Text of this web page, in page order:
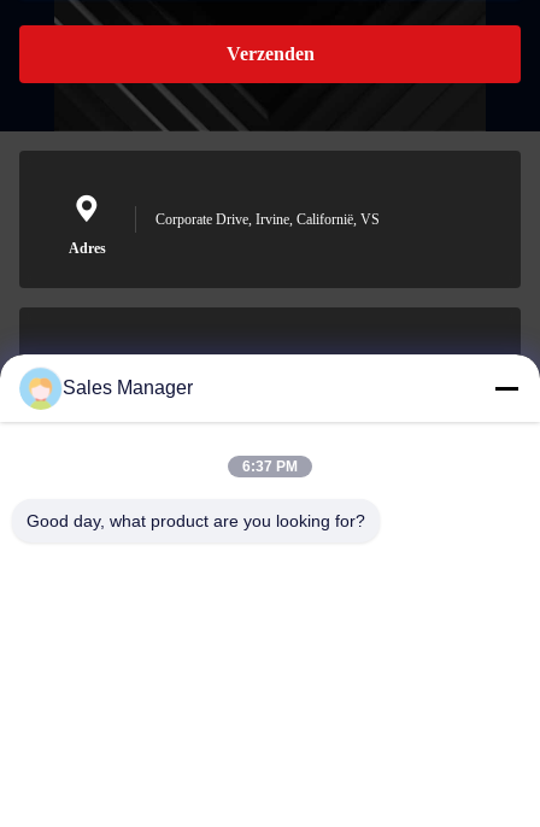
Verzenden
Adres
Corporate Drive, Irvine, Californië, VS
001-512-7443871
Sales Manager
6:37 PM
Good day, what product are you looking for?